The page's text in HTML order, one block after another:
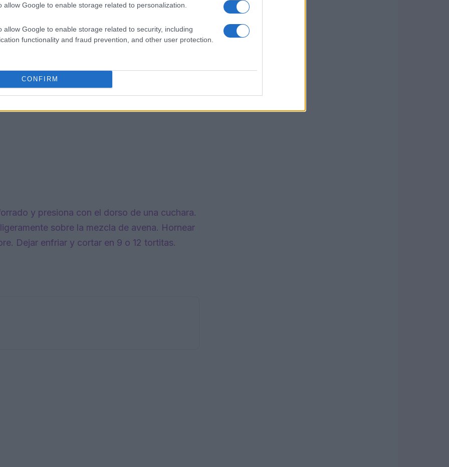
allow Google to enable storage related to personalization.
allow Google to enable storage related to security, including
functionality and fraud prevention, and other user protection.
CONFIRM
y presiona con el dorso de una cuchara.
sobre la mezcla de avena. Hornear
Dejar enfriar y cortar en 9 o 12 tortitas.